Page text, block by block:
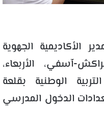
الأكاديمية الجهوية
آسفي، الأربعاء،
الوطنية بقلعة
الدخول المدرسي